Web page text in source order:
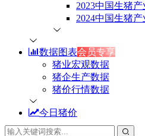
2023中国生猪
2024中国生猪
数据图表会员专享
猪业宏观数据
猪企生产数据
猪价行情数据
今日猪价